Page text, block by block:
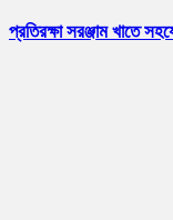
প্রতিরক্ষা সরঞ্জাম খাতে